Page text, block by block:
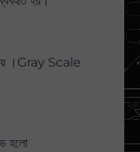
।Gray Scale
হলো